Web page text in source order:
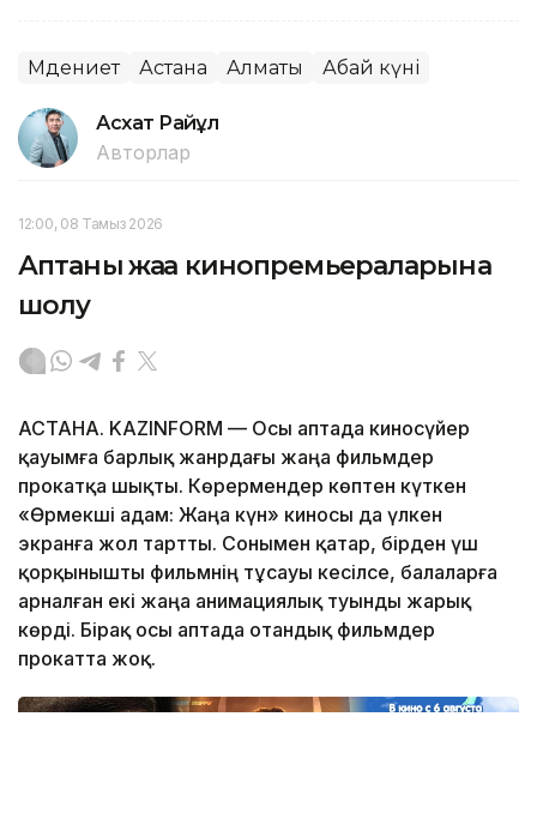
Мәдениет Астана Алматы Абай күні
Асхат Райқұл
Авторлар
12:00, 08 Тамыз 2026
Аптаның жаңа кинопремьераларына
шолу
АСТАНА. KAZINFORM — Осы аптада киносүйер
қауымға барлық жанрдағы жаңа фильмдер
прокатқа шықты. Көрермендер көптен күткен
«Өрмекші адам: Жаңа күн» киносы да үлкен
экранға жол тартты. Сонымен қатар, бірден үш
қорқынышты фильмнің тұсауы кесілсе, балаларға
арналған екі жаңа анимациялық туынды жарық
көрді. Бірақ осы аптада отандық фильмдер
прокатта жоқ.